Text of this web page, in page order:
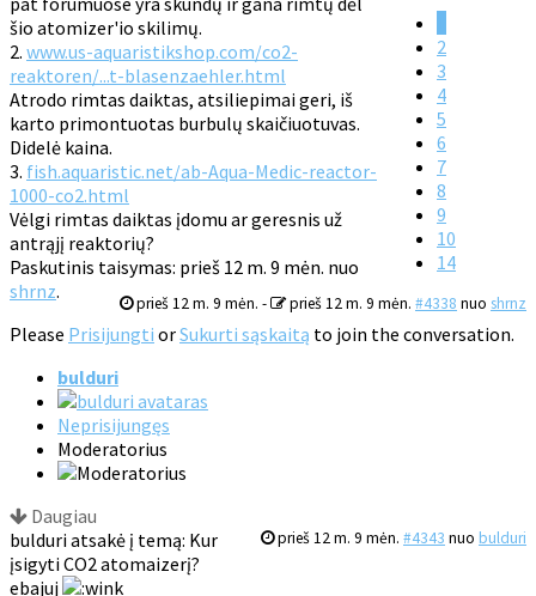
2
3
4
5
6
7
8
9
10
14
prieš 12 m. 9 mėn. - prieš 12 m. 9 mėn. #4338 nuo shrnz
šio atomizer'io skilimų.
2. www.us-aquaristikshop.com/co2-
reaktoren/...t-blasenzaehler.html
Atrodo rimtas daiktas, atsiliepimai geri, iš
karto primontuotas burbulų skaičiuotuvas.
Didelė kaina.
3. fish.aquaristic.net/ab-Aqua-Medic-reactor-
1000-co2.html
Vėlgi rimtas daiktas įdomu ar geresnis už
antrąjį reaktorių?
Paskutinis taisymas: prieš 12 m. 9 mėn. nuo
shrnz.
Please Prisijungti orSukurti sąskaitą to join the conversation.
bulduri
Neprisijungęs
Moderatorius
Daugiau
prieš 12 m. 9 mėn. #4343 nuo bulduri
bulduri atsakė į temą: Kur
įsigyti CO2 atomaizerį?
ebajuj